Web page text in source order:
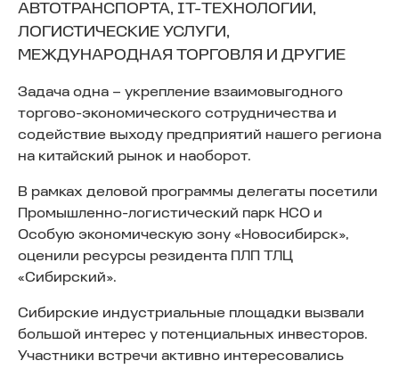
АВТОТРАНСПОРТА, IT-ТЕХНОЛОГИИ,
ЛОГИСТИЧЕСКИЕ УСЛУГИ,
МЕЖДУНАРОДНАЯ ТОРГОВЛЯ И ДРУГИЕ
Задача одна – укрепление взаимовыгодного
торгово-экономического сотрудничества и
содействие выходу предприятий нашего региона
на китайский рынок и наоборот.
В рамках деловой программы делегаты посетили
Промышленно-логистический парк НСО и
Особую экономическую зону «Новосибирск»,
оценили ресурсы резидента ПЛП ТЛЦ
«Сибирский».
Сибирские индустриальные площадки вызвали
большой интерес у потенциальных инвесторов.
Участники встречи активно интересовались